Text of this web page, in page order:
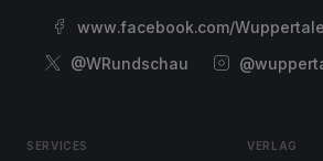
www.facebook.com/
@WRundschau
SERVICES VERLAG